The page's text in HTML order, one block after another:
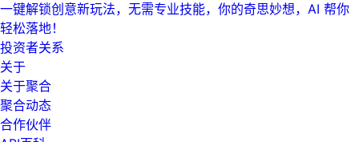
一键解锁创意新玩法，无需专业技能，你的奇思妙想，AI 帮你
轻松落地！
投资者关系
关于
关于聚合
聚合动态
合作伙伴